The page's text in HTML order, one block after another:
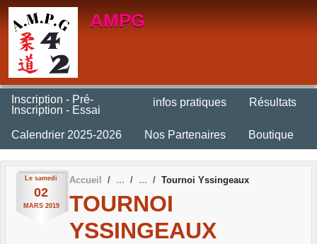
AMPG
Inscription - Pré-
Inscription - Essai
infos pratiques Résultats
Calendrier 2025-2026 Nos Partenaires Boutique
Le samedi
02
MARS 2019
Accueil Tournoi Yssingeaux
TOURNOI
YSSINGEAUX
Panneau de gestion des cookies